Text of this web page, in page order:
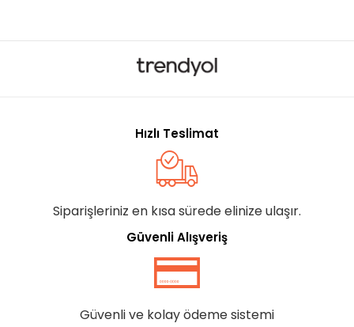
Hızlı Teslimat
Siparişleriniz en kısa sürede elinize ulaşır.
Güvenli Alışveriş
Güvenli ve kolay ödeme sistemi